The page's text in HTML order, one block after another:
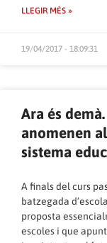
LLEGIR MÉS »
19/04/2017 - 18:09:31
Ara és
anomenen
sistema
A finals del curs
batzegada
proposta
escoles i que